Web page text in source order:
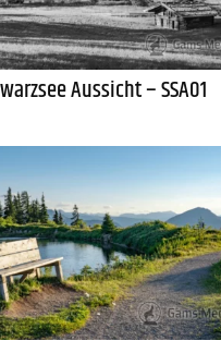
Aussicht – SSA01